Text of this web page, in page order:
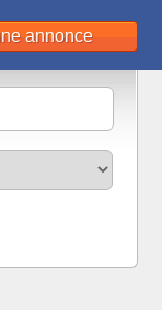
annonce